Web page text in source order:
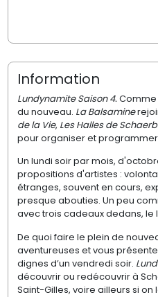
Information
Lundynamite Saison 4.Comme
du nouveau. La Balsamine
de la Vie, Les Halles de
pour organiser et
Un lundi soir par mois,
propositions d'artistes :
étranges, souvent en cours,
presque abouties. Un peu
avec trois cadeaux dedans, le
De quoi faire le plein de
aventureuses et vous
dignes d’un vendredi soir.
découvrir ou redécouvrir à
Saint-Gilles, voire ailleurs si